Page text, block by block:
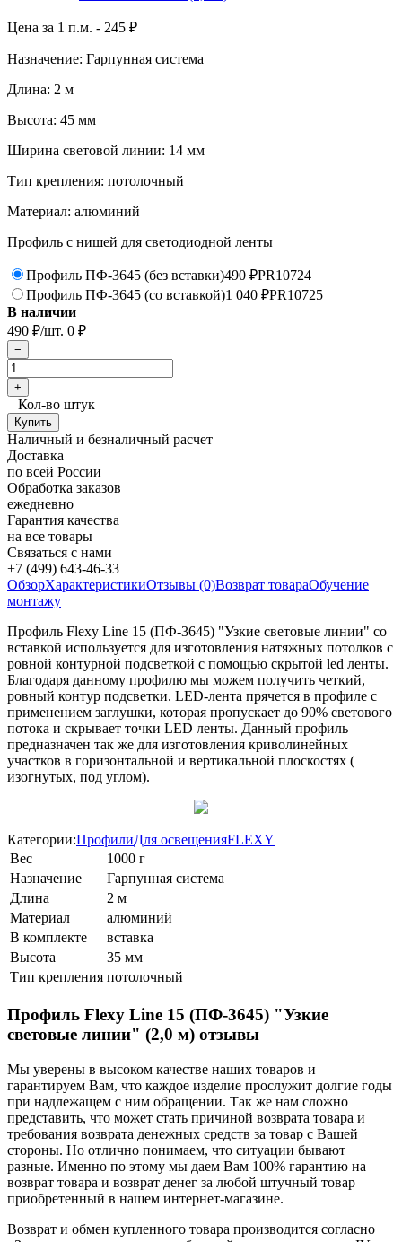
Цена за 1 п.м. - 245 ₽
Назначение: Гарпунная система
Длина: 2 м
Высота: 45 мм
Ширина световой линии: 14 мм
Тип крепления: потолочный
Материал: алюминий
Профиль с нишей для светодиодной ленты
Профиль ПФ-3645 (без вставки)490 ₽PR10724
Профиль ПФ-3645 (со вставкой)1 040 ₽PR10725
В наличии
490 ₽/шт. 0 ₽
Кол-во штук
Наличный и безналичный расчет
Доставка
по всей России
Обработка заказов
ежедневно
Гарантия качества
на все товары
Связаться с нами
+7 (499) 643-46-33
ОбзорХарактеристикиОтзывы (0)Возврат товараОбучение
монтажу
Профиль Flexy Line 15 (ПФ-3645) "Узкие световые линии" со
вставкой используется для изготовления натяжных потолков с
ровной контурной подсветкой с помощью скрытой led ленты.
Благодаря данному профилю мы можем получить четкий,
ровный контур подсветки. LED-лента прячется в профиле с
применением заглушки, которая пропускает до 90% светового
потока и скрывает точки LED ленты. Данный профиль
предназначен так же для изготовления криволинейных
участков в горизонтальной и вертикальной плоскостях (
изогнутых, под углом).
Категории:ПрофилиДля освещенияFLEXY
Вес
1000 г
Назначение
Гарпунная система
Длина
2 м
Материал
алюминий
В комплекте
вставка
Высота
35 мм
Тип крепления потолочный
Профиль Flexy Line 15 (ПФ-3645) "Узкие
световые линии" (2,0 м) отзывы
Мы уверены в высоком качестве наших товаров и
гарантируем Вам, что каждое изделие прослужит долгие годы
при надлежащем с ним обращении. Так же нам сложно
представить, что может стать причиной возврата товара и
требования возврата денежных средств за товар с Вашей
стороны. Но отлично понимаем, что ситуации бывают
разные. Именно по этому мы даем Вам 100% гарантию на
возврат товара и возврат денег за любой штучный товар
приобретенный в нашем интернет-магазине.
Возврат и обмен купленного товара производится согласно